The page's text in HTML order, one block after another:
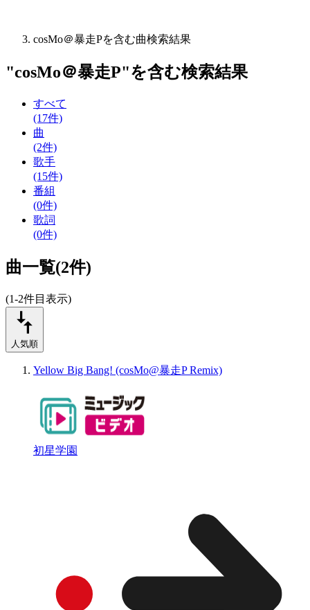
cosMo＠暴走Pを含む曲検索結果
"cosMo＠暴走P"を含む検索結果
すべて
(17件)
曲
(2件)
歌手
(15件)
番組
(0件)
歌詞
(0件)
曲一覧(2件)
(1-2件目表示)
人気順
Yellow Big Bang! (cosMo@暴走P Remix)
初星学園